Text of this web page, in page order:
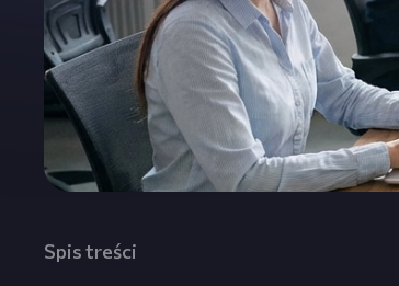
Spis treści